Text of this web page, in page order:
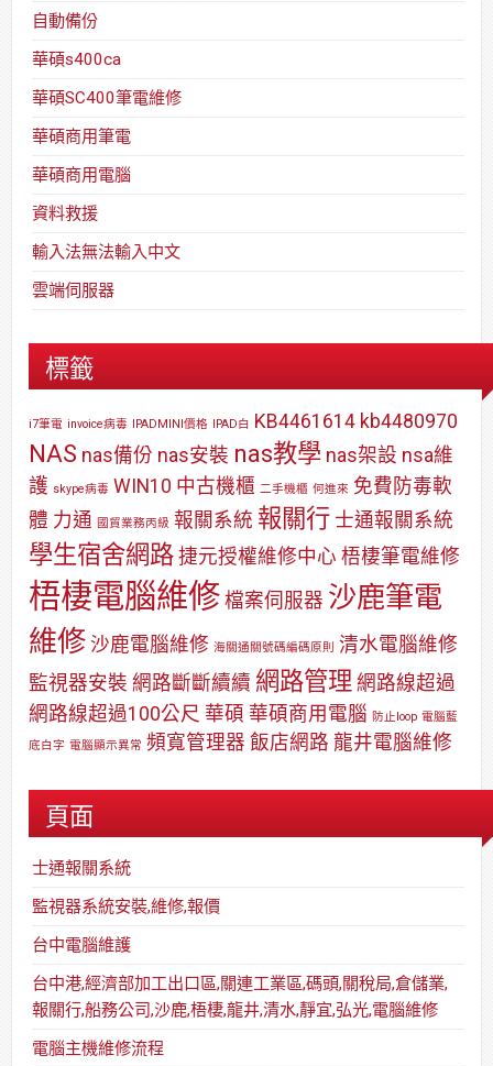
自動備份
華碩s400ca
華碩SC400筆電維修
華碩商用筆電
華碩商用電腦
資料救援
輸入法無法輸入中文
雲端伺服器
標籤
i7筆電 invoice病毒 IPADMINI價格 IPAD白 KB4461614 kb4480970
NAS nas備份 nas安裝 nas教學 nas架設 nsa維
護 skype病毒 WIN10 中古機櫃 二手機櫃 何進來 免費防毒軟
體 力通 國貿業務丙級 報關系統 報關行 士通報關系統
學生宿舍網路 捷元授權維修中心 梧棲筆電維修
梧棲電腦維修 檔案伺服器 沙鹿筆電
維修 沙鹿電腦維修 海關通關號碼編碼原則 清水電腦維修
監視器安裝 網路斷斷續續 網路管理 網路線超過
網路線超過100公尺 華碩 華碩商用電腦 防止loop 電腦藍
底白字 電腦顯示異常 頻寬管理器 飯店網路 龍井電腦維修
頁面
士通報關系統
監視器系統安裝,維修,報價
台中電腦維護
台中港,經濟部加工出口區,關連工業區,碼頭,關稅局,倉儲業,
報關行,船務公司,沙鹿,梧棲,龍井,清水,靜宜,弘光,電腦維修
電腦主機維修流程